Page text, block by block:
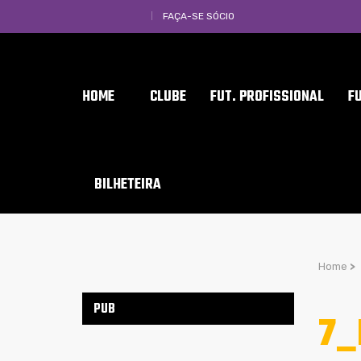
FAÇA-SE SÓCIO
HOME CLUBE FUT. PROFISSIONAL
BILHETEIRA
Home >
PUB